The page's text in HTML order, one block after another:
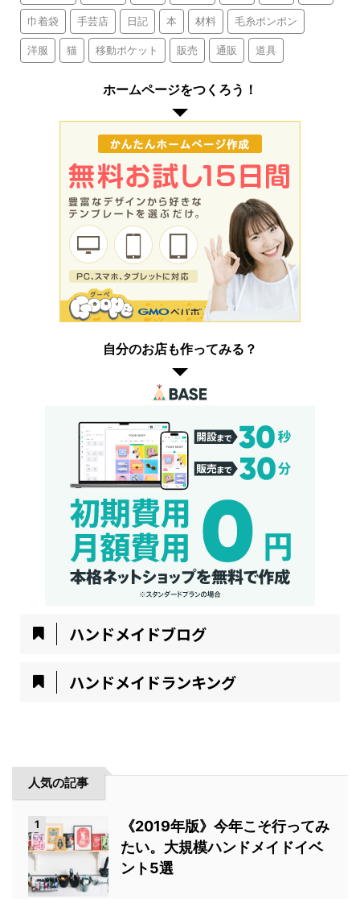
巾着袋 手芸店 日記 本 材料 毛糸ポンポン
洋服 猫 移動ポケット 販売 通販 道具
ホームページをつくろう！
自分のお店も作ってみる？
ハンドメイドブログ
ハンドメイドランキング
人気の記事
1
《2019年版》今年こそ行ってみ
たい。大規模ハンドメイドイベ
ント5選